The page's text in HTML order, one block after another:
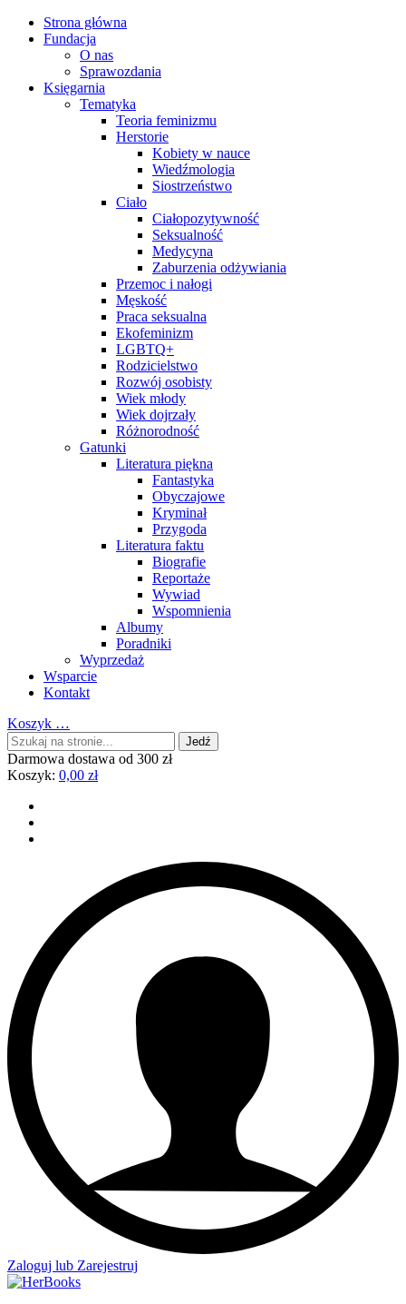
Strona główna
Fundacja
O nas
Sprawozdania
Księgarnia
Tematyka
Teoria feminizmu
Herstorie
Kobiety w nauce
Wiedźmologia
Siostrzeństwo
Ciało
Ciałopozytywność
Seksualność
Medycyna
Zaburzenia odżywiania
Przemoc i nałogi
Męskość
Praca seksualna
Ekofeminizm
LGBTQ+
Rodzicielstwo
Rozwój osobisty
Wiek młody
Wiek dojrzały
Różnorodność
Gatunki
Literatura piękna
Fantastyka
Obyczajowe
Kryminał
Przygoda
Literatura faktu
Biografie
Reportaże
Wywiad
Wspomnienia
Albumy
Poradniki
Wyprzedaż
Wsparcie
Kontakt
Koszyk …
Darmowa dostawa od 300 zł
Koszyk: 0,00 zł
Zaloguj lub Zarejestruj